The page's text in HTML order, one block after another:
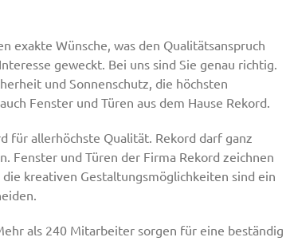
exakte Wünsche, was den Qualitätsanspruch
geweckt. Bei uns sind Sie genau richtig.
und Sonnenschutz, die höchsten
Fenster und Türen aus dem Hause Rekord.
für allerhöchste Qualität. Rekord darf ganz
Fenster und Türen der Firma Rekord zeichnen
kreativen Gestaltungsmöglichkeiten sind ein
als 240 Mitarbeiter sorgen für eine beständig